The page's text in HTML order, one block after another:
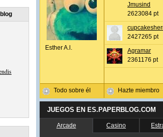
Esther A.l.
Todo sobre él
Jmusind
2623084 pt
2427265 pt
Agramar
2361176 pt
Hazte miembro
JUEGOS EN ES.PAPERBLOG.COM
Arcade Casino